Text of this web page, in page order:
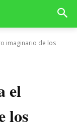
imaginario de los
el
los